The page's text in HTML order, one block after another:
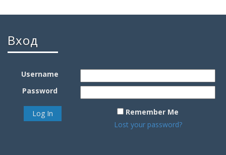
Вход
Username
Password
Remember Me
Lost your password?